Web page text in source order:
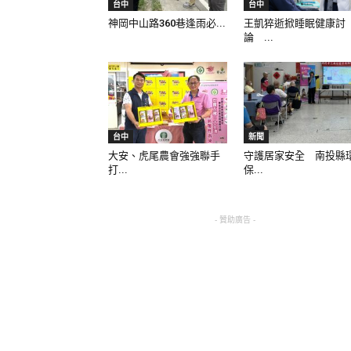
台中
神岡中山路360巷逢雨必...
台中
王凱猝逝掀睡眠健康討
論 ...
台中
大安、虎尾農會強強聯手
打...
新聞
守護居家安全 南投縣
保...
- 贊助廣告 -